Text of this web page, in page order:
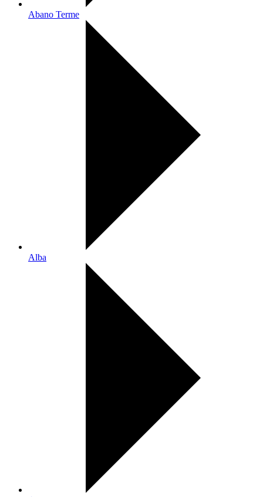
Abano Terme
Alba